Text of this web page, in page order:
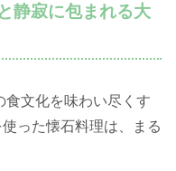
静寂に包まれる大
食文化を味わい尽くす
った懐石料理は、まる